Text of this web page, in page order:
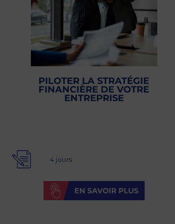
PILOTER LA STRATÉGIE
FINANCIÈRE DE VOTRE
ENTREPRISE
4 jours